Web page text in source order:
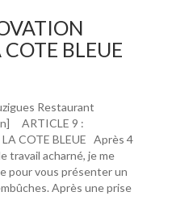
BLEUE
Restaurant
ARTICLE 9 :
COTE BLEUE Après 4
travail acharné, je me
pour vous présenter un
Après une prise